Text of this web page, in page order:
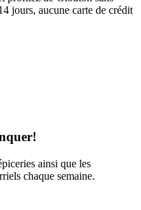
jours, aucune carte de crédit
ainsi que les
chaque semaine.